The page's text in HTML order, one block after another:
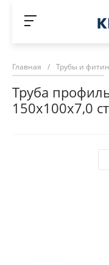
Главная / Трубы и
Труба
150х100х7,0